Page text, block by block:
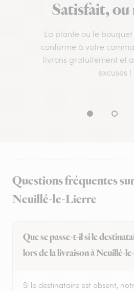
Satisfait, ou
La plante ou le bouquet
conforme à votre
livrons gratuitement et
excuses !
Questions fréquentes
Neuillé-le-Lierre
Que se passe-t-il si le
lors de la livraison à Neuillé-
Si le destinataire est absent,